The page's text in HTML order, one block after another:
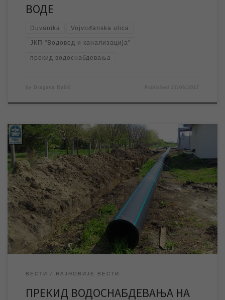
ВОДЕ
Duvanika Vojvođanska ulica
ЈКП "Водовод и канализација"
прекид водоснабдевања
by Dragana Rašić Published 27/06/2017
Због радова на прикључењу постројења за пречишћавање
воде на магистрални вод водоводне мреже који је под
великим притиском, у среду 26.04.2017. године доћи ће до
прекида водоснабдевања у делу где се непосредно изводе
радови. Од 8 до 16 часова без воде ће бити потез од кружног
тока на Михајловачком друму […]
ВЕСТИ НАЈНОВИЈЕ ВЕСТИ
ПРЕКИД ВОДОСНАБДЕВАЊА НА